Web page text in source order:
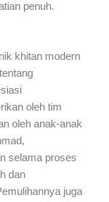
penuh.
khitan modern
oleh tim
oleh anak-anak
selama proses
dan
juga